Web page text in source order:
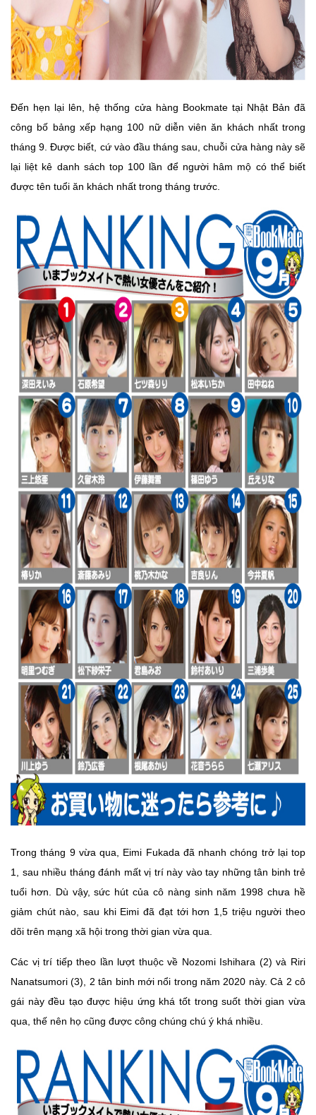
Đến hẹn lại lên, hệ thống cửa hàng Bookmate tại Nhật Bản đã
công bố bảng xếp hạng 100 nữ diễn viên ăn khách nhất trong
tháng 9. Được biết, cứ vào đầu tháng sau, chuỗi cửa hàng này sẽ
lại liệt kê danh sách top 100 lần để người hâm mộ có thể biết
được tên tuổi ăn khách nhất trong tháng trước.
Trong tháng 9 vừa qua, Eimi Fukada đã nhanh chóng trở lại top
1, sau nhiều tháng đánh mất vị trí này vào tay những tân binh trẻ
tuổi hơn. Dù vậy, sức hút của cô nàng sinh năm 1998 chưa hề
giảm chút nào, sau khi Eimi đã đạt tới hơn 1,5 triệu người theo
dõi trên mạng xã hội trong thời gian vừa qua.
Các vị trí tiếp theo lần lượt thuộc về Nozomi Ishihara (2) và Riri
Nanatsumori (3), 2 tân binh mới nổi trong năm 2020 này. Cả 2 cô
gái này đều tạo được hiệu ứng khá tốt trong suốt thời gian vừa
qua, thế nên họ cũng được công chúng chú ý khá nhiều.